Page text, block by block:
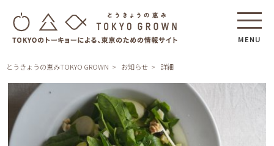
MENU
とうきょうの恵みTOKYO GROWN お知らせ 詳細